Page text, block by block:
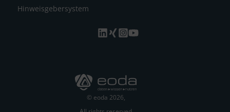
Hinweisgebersystem
© eoda 2026,